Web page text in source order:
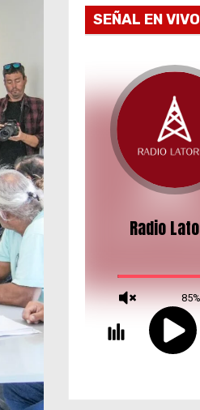
SEÑAL EN VIVO